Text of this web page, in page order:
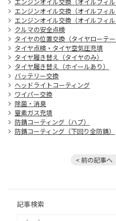
エンジンオイル交換（オイルフィル
エンジンオイル交換（オイルフィル
クルマの安全点検
タイヤの位置交換（タイヤローテー
タイヤ点検・タイヤ空気圧充填
タイヤ履き替え（タイヤのみ）
タイヤ履き替え（ホイールあり）
バッテリー交換
ヘッドライトコーティング
ワイパー交換
除菌・消臭
窒素ガス充填
防錆コーティング（ハブ）
防錆コーティング（下回り全防錆）
< 前の記事へ
記事検索